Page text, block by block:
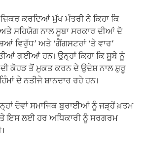
ਕਰਦਿਆਂ ਮੁੱਖ ਮੰਤਰੀ ਨੇ ਕਿਹਾ ਕਿ
ਸਹਿਯੋਗ ਨਾਲ ਸੂਬਾ ਸਰਕਾਰ ਦੀਆਂ ਦੋ
ਵਿਰੁੱਧ’ ਅਤੇ ‘ਗੈਂਗਸਟਰਾਂ ‘ਤੇ ਵਾਰ’
ਗਈਆਂ ਹਨ। ਉਨ੍ਹਾਂ ਕਿਹਾ ਕਿ ਸੂਬੇ ਨੂੰ
ਕੋਹੜ ਤੋਂ ਮੁਕਤ ਕਰਨ ਦੇ ਉਦੇਸ਼ ਨਾਲ ਸ਼ੁਰੂ
ਦੇ ਨਤੀਜੇ ਸ਼ਾਨਦਾਰ ਰਹੇ ਹਨ।
ਦੋਵਾਂ ਸਮਾਜਿਕ ਬੁਰਾਈਆਂ ਨੂੰ ਜੜ੍ਹੋਂ ਖ਼ਤਮ
ਇਸ ਲਈ ਹਰ ਅਧਿਕਾਰੀ ਨੂੰ ਸਰਗਰਮ